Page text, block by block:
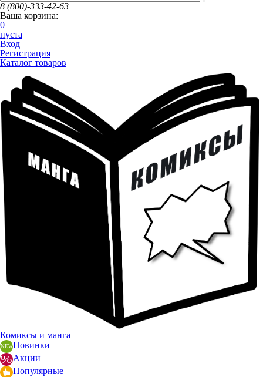
8 (800)-333-42-63
Ваша корзина:
0
пуста
Вход
Регистрация
Каталог товаров
Комиксы и манга
Новинки
Акции
Популярные